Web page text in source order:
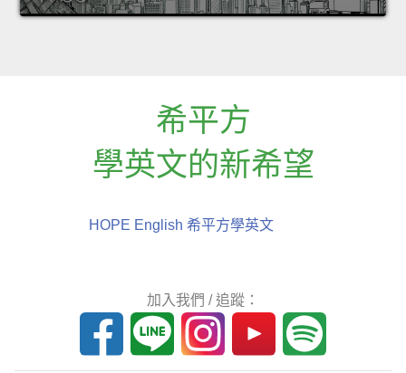
希平方
學英文的新希望
HOPE English 希平方學英文
加入我們 / 追蹤：